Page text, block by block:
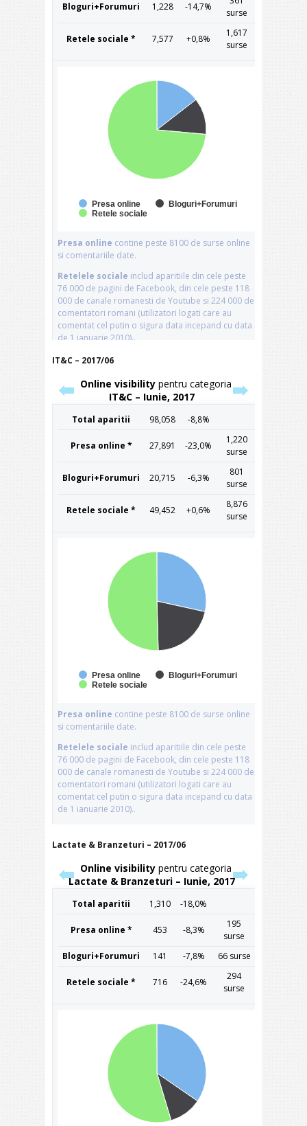
IT&C – 2017/06
Lactate & Branzeturi – 2017/06